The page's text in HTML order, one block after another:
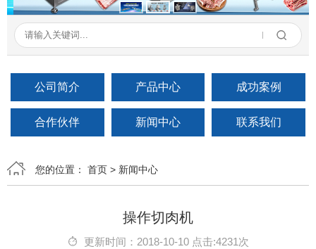
在线留言
联系我们
公司简介 产品中心 成功案例
合作伙伴 新闻中心 联系我们
您的位置： 首页 > 新闻中心
操作切肉机
更新时间：2018-10-10 点击:4231次